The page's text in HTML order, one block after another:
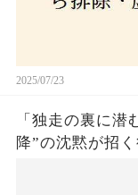
2025/07/23
「独走の裏に
降”の沈黙が招